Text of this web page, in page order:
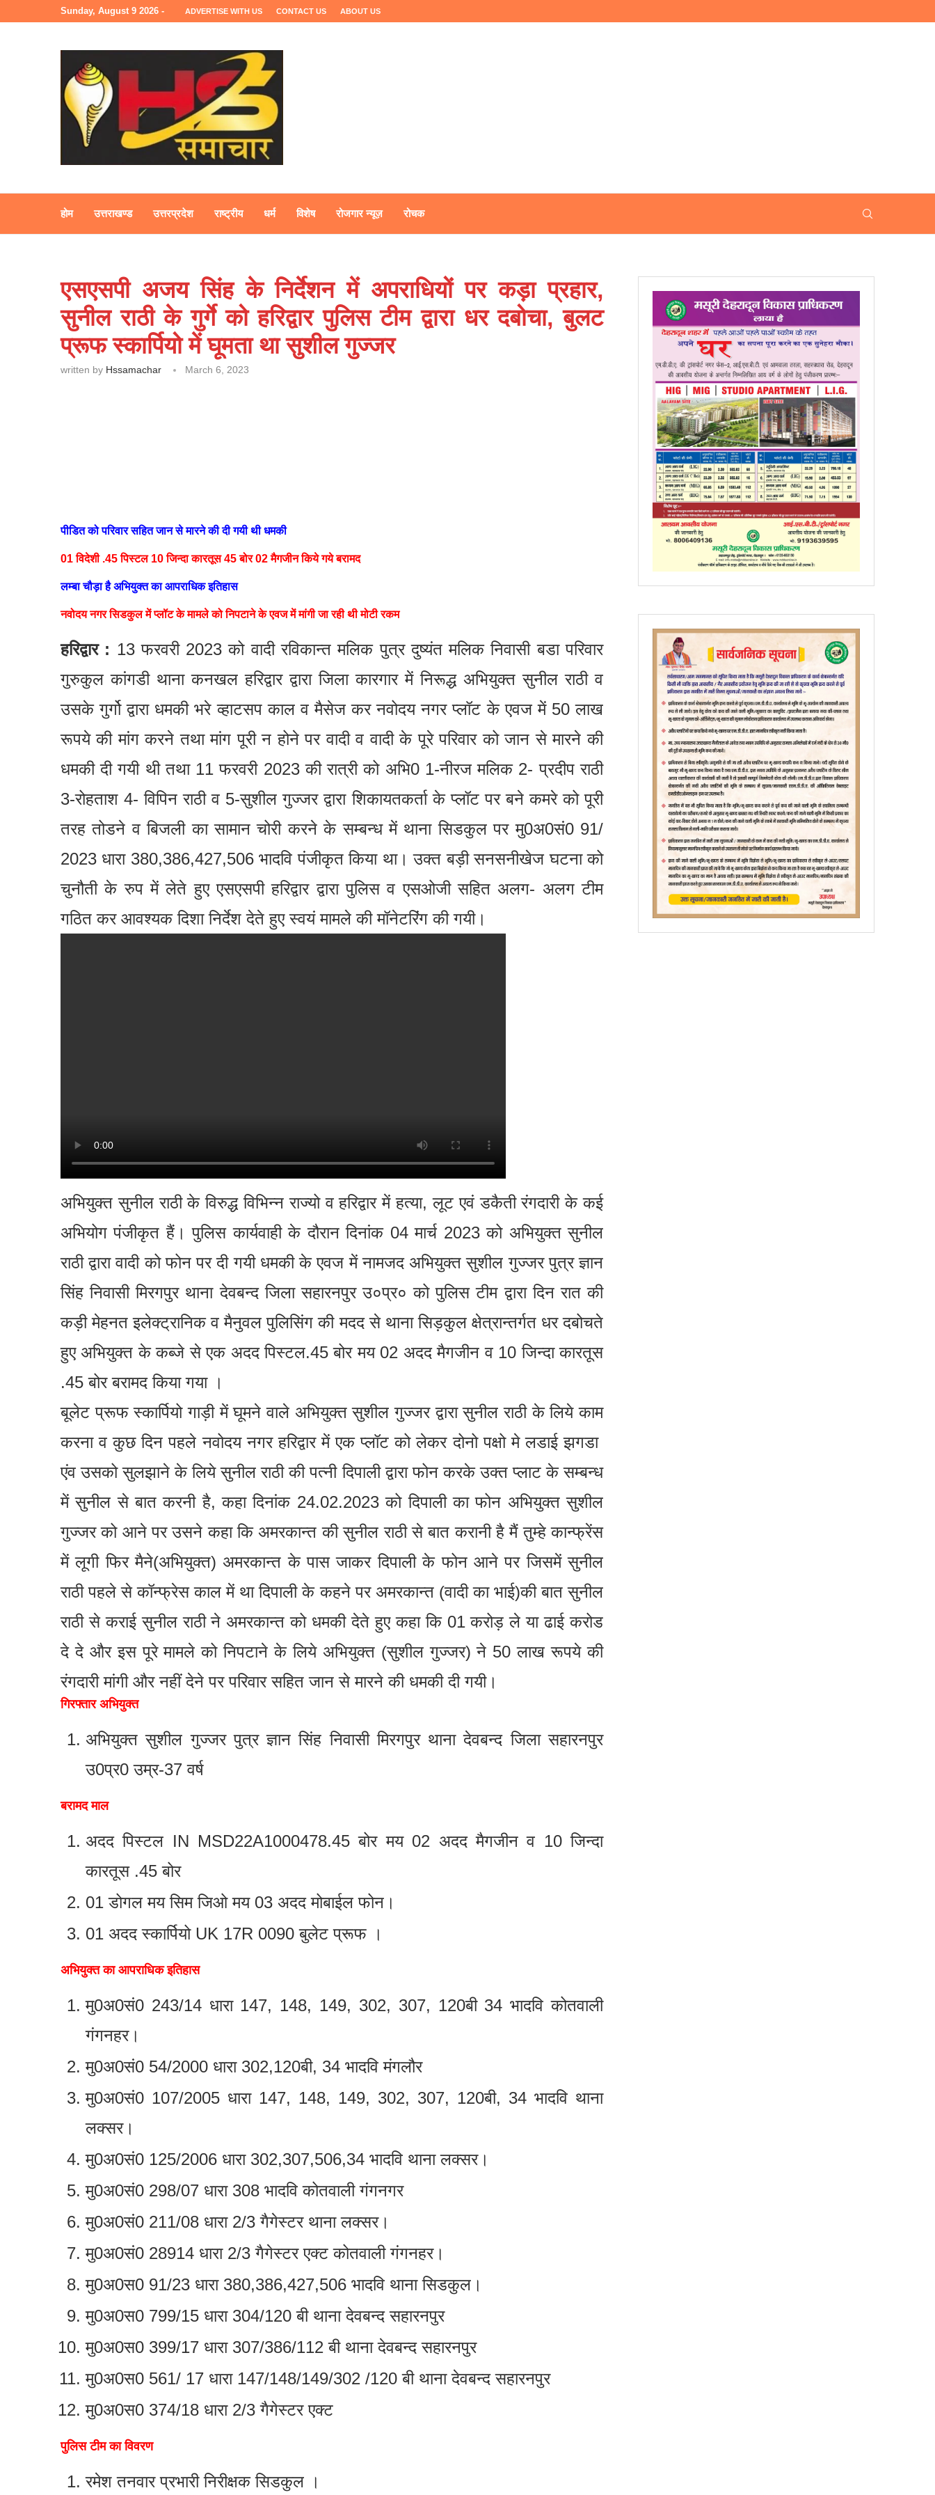
Sunday, August 9 2026 - ADVERTISE WITH US CONTACT US ABOUT US
होम उत्तराखण्ड उत्तरप्रदेश राष्ट्रीय धर्म विशेष रोजगार न्यूज़ रोचक
एसएसपी अजय सिंह के निर्देशन में अपराधियों पर कड़ा प्रहार,
सुनील राठी के गुर्गे को हरिद्वार पुलिस टीम द्वारा धर दबोचा, बुलट
प्रूफ स्कार्पियो में घूमता था सुशील गुज्जर
written by Hssamachar March 6, 2023
पीडित को परिवार सहित जान से मारने की दी गयी थी धमकी
01 विदेशी .45 पिस्टल 10 जिन्दा कारतूस 45 बोर 02 मैगजीन किये गये बरामद
लम्बा चौड़ा है अभियुक्त का आपराधिक इतिहास
नवोदय नगर सिडकुल में प्लॉट के मामले को निपटाने के एवज में मांगी जा रही थी मोटी रकम
हरिद्वार : 13 फरवरी 2023 को वादी रविकान्त मलिक पुत्र दुष्यंत मलिक निवासी बडा परिवार
गुरुकुल कांगडी थाना कनखल हरिद्वार द्वारा जिला कारगार में निरूद्ध अभियुक्त सुनील राठी व
उसके गुर्गो द्वारा धमकी भरे व्हाटसप काल व मैसेज कर नवोदय नगर प्लॉट के एवज में 50 लाख
रूपये की मांग करने तथा मांग पूरी न होने पर वादी व वादी के पूरे परिवार को जान से मारने की
धमकी दी गयी थी तथा 11 फरवरी 2023 की रात्री को अभि0 1-नीरज मलिक 2- प्रदीप राठी
3-रोहताश 4- विपिन राठी व 5-सुशील गुज्जर द्वारा शिकायतकर्ता के प्लॉट पर बने कमरे को पूरी
तरह तोडने व बिजली का सामान चोरी करने के सम्बन्ध में थाना सिडकुल पर मु0अ0सं0 91/
2023 धारा 380,386,427,506 भादवि पंजीकृत किया था। उक्त बड़ी सनसनीखेज घटना को
चुनौती के रुप में लेते हुए एसएसपी हरिद्वार द्वारा पुलिस व एसओजी सहित अलग- अलग टीम
गठित कर आवश्यक दिशा निर्देश देते हुए स्वयं मामले की मॉनेटरिंग की गयी।
अभियुक्त सुनील राठी के विरुद्ध विभिन्न राज्यो व हरिद्वार में हत्या, लूट एवं डकैती रंगदारी के कई
अभियोग पंजीकृत हैं। पुलिस कार्यवाही के दौरान दिनांक 04 मार्च 2023 को अभियुक्त सुनील
राठी द्वारा वादी को फोन पर दी गयी धमकी के एवज में नामजद अभियुक्त सुशील गुज्जर पुत्र ज्ञान
सिंह निवासी मिरगपुर थाना देवबन्द जिला सहारनपुर उ०प्र० को पुलिस टीम द्वारा दिन रात की
कड़ी मेहनत इलेक्ट्रानिक व मैनुवल पुलिसिंग की मदद से थाना सिड़कुल क्षेत्रान्तर्गत धर दबोचते
हुए अभियुक्त के कब्जे से एक अदद पिस्टल.45 बोर मय 02 अदद मैगजीन व 10 जिन्दा कारतूस
.45 बोर बरामद किया गया ।
बूलेट प्रूफ स्कार्पियो गाड़ी में घूमने वाले अभियुक्त सुशील गुज्जर द्वारा सुनील राठी के लिये काम
करना व कुछ दिन पहले नवोदय नगर हरिद्वार में एक प्लॉट को लेकर दोनो पक्षो मे लडाई झगडा
एंव उसको सुलझाने के लिये सुनील राठी की पत्नी दिपाली द्वारा फोन करके उक्त प्लाट के सम्बन्ध
में सुनील से बात करनी है, कहा दिनांक 24.02.2023 को दिपाली का फोन अभियुक्त सुशील
गुज्जर को आने पर उसने कहा कि अमरकान्त की सुनील राठी से बात करानी है मैं तुम्हे कान्फ्रेंस
में लूगी फिर मैने(अभियुक्त) अमरकान्त के पास जाकर दिपाली के फोन आने पर जिसमें सुनील
राठी पहले से कॉन्फ्रेस काल में था दिपाली के कहने पर अमरकान्त (वादी का भाई)की बात सुनील
राठी से कराई सुनील राठी ने अमरकान्त को धमकी देते हुए कहा कि 01 करोड़ ले या ढाई करोड
दे दे और इस पूरे मामले को निपटाने के लिये अभियुक्त (सुशील गुज्जर) ने 50 लाख रूपये की
रंगदारी मांगी और नहीं देने पर परिवार सहित जान से मारने की धमकी दी गयी।
गिरफ्तार अभियुक्त
अभियुक्त सुशील गुज्जर पुत्र ज्ञान सिंह निवासी मिरगपुर थाना देवबन्द जिला सहारनपुर
उ0प्र0 उम्र-37 वर्ष
बरामद माल
अदद पिस्टल IN MSD22A1000478.45 बोर मय 02 अदद मैगजीन व 10 जिन्दा
कारतूस .45 बोर
01 डोगल मय सिम जिओ मय 03 अदद मोबाईल फोन।
01 अदद स्कार्पियो UK 17R 0090 बुलेट प्रूफ ।
अभियुक्त का आपराधिक इतिहास
मु0अ0सं0 243/14 धारा 147, 148, 149, 302, 307, 120बी 34 भादवि कोतवाली
गंगनहर।
मु0अ0सं0 54/2000 धारा 302,120बी, 34 भादवि मंगलौर
मु0अ0सं0 107/2005 धारा 147, 148, 149, 302, 307, 120बी, 34 भादवि थाना
लक्सर।
मु0अ0सं0 125/2006 धारा 302,307,506,34 भादवि थाना लक्सर।
मु0अ0सं0 298/07 धारा 308 भादवि कोतवाली गंगनगर
मु0अ0सं0 211/08 धारा 2/3 गैगेस्टर थाना लक्सर।
मु0अ0सं0 28914 धारा 2/3 गैगेस्टर एक्ट कोतवाली गंगनहर।
मु0अ0स0 91/23 धारा 380,386,427,506 भादवि थाना सिडकुल।
मु0अ0स0 799/15 धारा 304/120 बी थाना देवबन्द सहारनपुर
मु0अ0स0 399/17 धारा 307/386/112 बी थाना देवबन्द सहारनपुर
मु0अ0स0 561/ 17 धारा 147/148/149/302 /120 बी थाना देवबन्द सहारनपुर
मु0अ0स0 374/18 धारा 2/3 गैगेस्टर एक्ट
पुलिस टीम का विवरण
रमेश तनवार प्रभारी निरीक्षक सिडकुल ।